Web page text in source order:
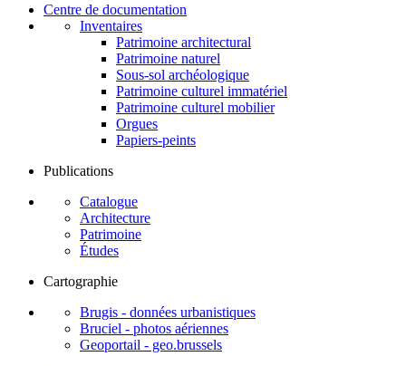
Centre de documentation
Inventaires
Patrimoine architectural
Patrimoine naturel
Sous-sol archéologique
Patrimoine culturel immatériel
Patrimoine culturel mobilier
Orgues
Papiers-peints
Publications
Catalogue
Architecture
Patrimoine
Études
Cartographie
Brugis - données urbanistiques
Bruciel - photos aériennes
Geoportail - geo.brussels